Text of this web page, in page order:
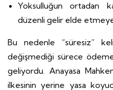
Yoksulluğun ortadan
düzenli gelir elde etmeye
Bu nedenle “süresiz”
değişmediği sürece
geliyordu. Anayasa
ilkesinin yerine yasa